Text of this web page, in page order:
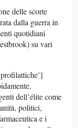
delle scorte
dalla guerra in
quotidiani
su vari
dell’élite come
politici,
e i